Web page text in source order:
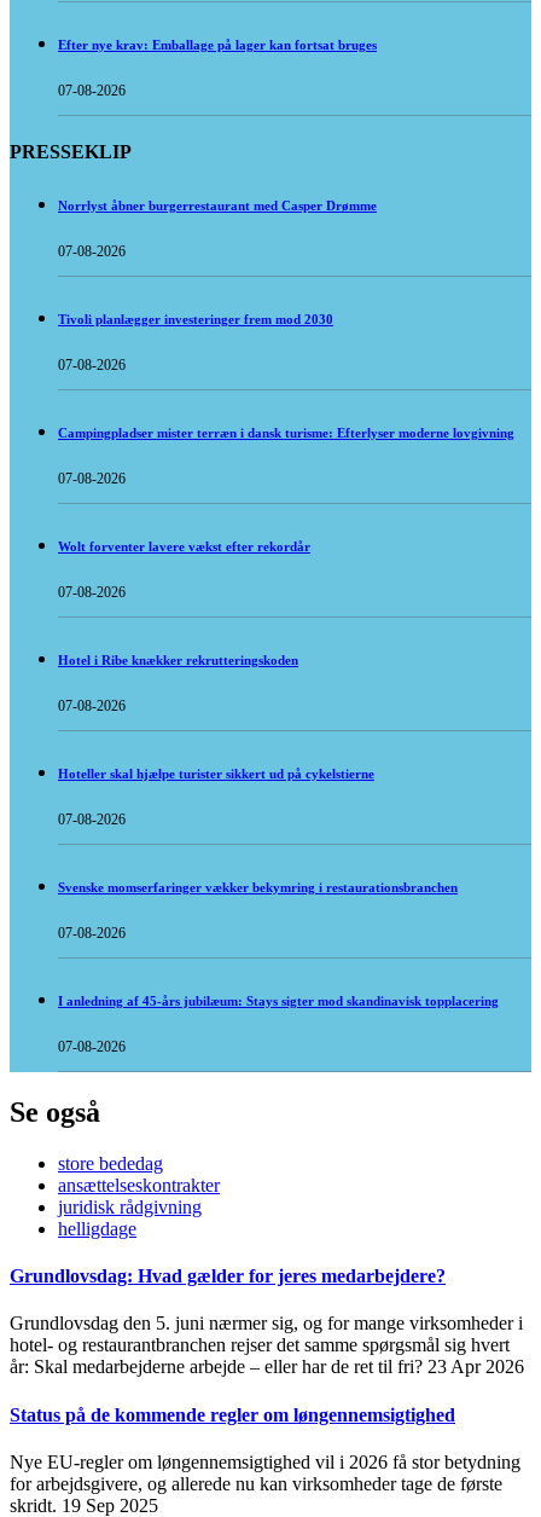
Efter nye krav: Emballage på lager kan fortsat bruges
07-08-2026
PRESSEKLIP
Norrlyst åbner burgerrestaurant med Casper Drømme
07-08-2026
Tivoli planlægger investeringer frem mod 2030
07-08-2026
Campingpladser mister terræn i dansk turisme: Efterlyser moderne lovgivning
07-08-2026
Wolt forventer lavere vækst efter rekordår
07-08-2026
Hotel i Ribe knækker rekrutteringskoden
07-08-2026
Hoteller skal hjælpe turister sikkert ud på cykelstierne
07-08-2026
Svenske momserfaringer vækker bekymring i restaurationsbranchen
07-08-2026
I anledning af 45-års jubilæum: Stays sigter mod skandinavisk topplacering
07-08-2026
Se også
store bededag
ansættelseskontrakter
juridisk rådgivning
helligdage
Grundlovsdag: Hvad gælder for jeres medarbejdere?
Grundlovsdag den 5. juni nærmer sig, og for mange virksomheder i
hotel- og restaurantbranchen rejser det samme spørgsmål sig hvert
år: Skal medarbejderne arbejde – eller har de ret til fri? 23 Apr 2026
Status på de kommende regler om løngennemsigtighed
Nye EU-regler om løngennemsigtighed vil i 2026 få stor betydning
for arbejdsgivere, og allerede nu kan virksomheder tage de første
skridt. 19 Sep 2025